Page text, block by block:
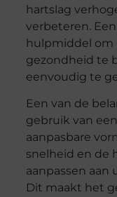
hartslag
verbeteren.
hulpmiddel om
gezondheid te
eenvoudig te
Een van de
gebruik van
aanpasbare
snelheid en de
aanpassen aan
Dit maakt het